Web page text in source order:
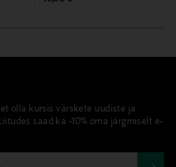
olla kursis värskete uudiste ja
saad ka -10% oma järgmiselt e-